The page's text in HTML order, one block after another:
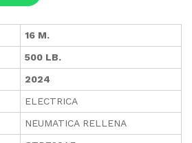
16 M.
500 LB.
2024
ELECTRICA
NEUMATICA RELLENA